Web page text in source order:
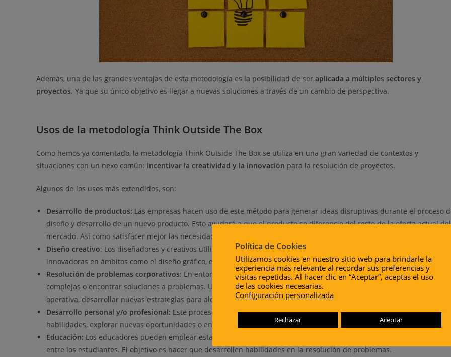
Además, una de las grandes ventajas de esta metodología es la posibilidad de ser aplicada a múltiples sectores y
proyectos. Ya que su único objetivo es llegar a nuevas soluciones a través de un cambio de perspectiva.
Usos de la metodología Think Outside The Box
Como hemos ya comentado, la metodología Think Outside The Box se utiliza en una gran variedad de contextos y
situaciones con un nexo común: incentivar la creatividad y la innovación para la resolución de proyectos.
Algunos de los usos más extendidos, son:
Desarrollo de productos: Las empresas hacen uso de este método para generar ideas disruptivas durante el proceso
diseño y desarrollo de un nuevo producto. Esto ayudará a que el producto se diferencie del resto de la oferta actual del
mercado. Así como satisfacer mejor las necesidades de los futuros consumidores.
Diseño creativo: Los diseñadores y creativos utilizan la metodología Think outside the box para idear soluciones
innovadoras en ámbitos como el diseño gráfico, el diseño conceptual de producto, arquitectura, diseño de espacios,
Resolución de problemas corporativos: En entornos empresariales, se usa este método para abordar situaciones
complejas o encontrar soluciones a problemas. Un ejemplo puede ser mejorar procesos internos, aumentar la
operativa, desarrollar nuevas estrategias para alcanzar nuevos objetivos, etc.
Desarrollo personal y/o profesional: Este proceso creativo también se puede llevar a cabo para desarrollar nuevas
habilidades, explorar nuevas oportunidades o encontrar soluciones a problemas personales y profesionales.
Educación: Los educadores pueden emplear esta metodología para fomentar la innovación y el pensamiento crítico
entre los estudiantes. El objetivo es hacer que desarrollen habilidades en la resolución de problemas.
Política de Cookies
Utilizamos cookies en nuestro sitio web para brindarle la
experiencia más relevante al recordar sus preferencias y
visitas repetidas. Al hacer clic en “Aceptar”, aceptas el uso
de las cookies necesarias.
Configuración personalizada
Rechazar Aceptar